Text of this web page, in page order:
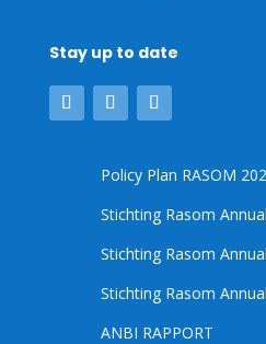
Stay up to date
Policy Plan RASOM
Stichting Rasom
Stichting Rasom
Stichting Rasom
ANBI RAPPORT